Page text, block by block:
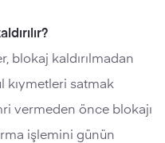
blokaj kaldırılmadan
kıymetleri satmak
vermeden önce blokajı
işlemini günün